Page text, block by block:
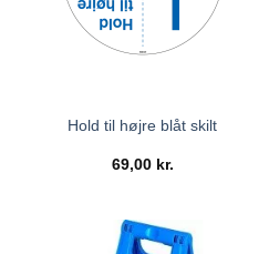
Hold til højre blåt skilt
69,00 kr.